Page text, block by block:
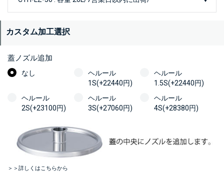
カスタム加工選択
蓋ノズル追加
なし
ヘルール
1S(+22440円)
ヘルール
1.5S(+22440円)
ヘルール
2S(+23100円)
ヘルール
3S(+27060円)
ヘルール
4S(+28380円)
＞＞詳しくはこちらから